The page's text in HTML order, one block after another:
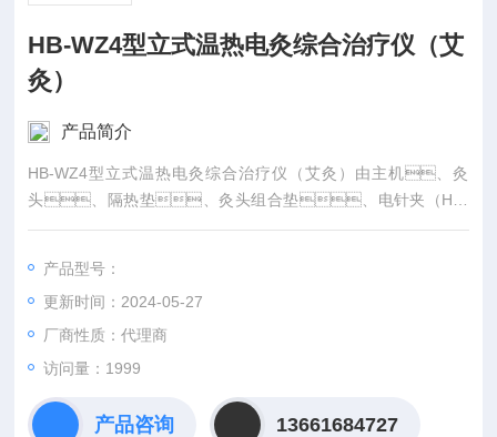
HB-WZ4型立式温热电灸综合治疗仪（艾
灸）
产品简介
HB-WZ4型立式温热电灸综合治疗仪（艾灸）由主机、灸
头、隔热垫、灸头组合垫、电针夹（HB-
WZ2、HB-WZ3、HB-WZ6）、吸附式点刺
产品型号：
更新时间：2024-05-27
厂商性质：代理商
访问量：1999
产品咨询 13661684727